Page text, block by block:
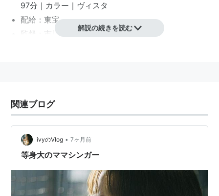
97分｜カラー｜ヴィスタ
配給：東宝
監督：
市川崑
出版社/メーカー:日活
発売日:2002/06/21
メディア:
この商品を含むブログ (23件) を見る
解説の続きを読む
関連ブログ
ivyのVlog • 7ヶ月前
等身大のママシンガー